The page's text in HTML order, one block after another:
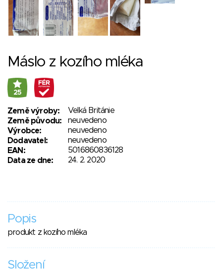
Máslo z kozího mléka
25
Země výroby:
Velká Británie
Země původu:
neuvedeno
Výrobce:
neuvedeno
Dodavatel:
neuvedeno
EAN:
5016860836128
Data ze dne:
24. 2. 2020
Popis
produkt z kozího mléka
Složení